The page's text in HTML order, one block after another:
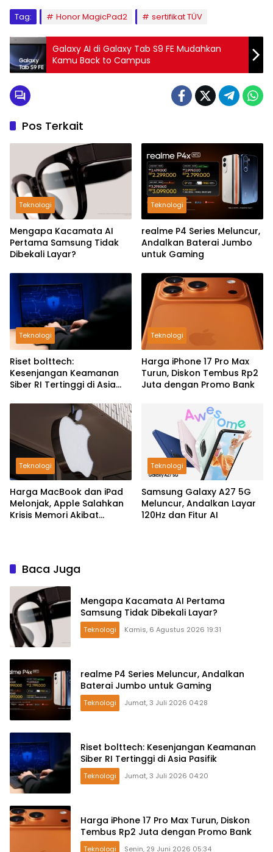
Tag: Honor MagicPad2 sertifikat TÜV
Galaxy AI di Galaxy Tab S9 FE Mudahkan
Kamu Back to Campus
Pos Terkait
Teknologi
Mengapa Kacamata AI
Pertama Samsung Tidak
Dibekali Layar?
Teknologi
realme P4 Series Meluncur,
Andalkan Baterai Jumbo
untuk Gaming
Teknologi
Riset bolttech:
Kesenjangan Keamanan
Siber RI Tertinggi di Asia
Teknologi
Harga iPhone 17 Pro Max
Turun, Diskon Tembus Rp2
Juta dengan Promo Bank
Teknologi
Harga MacBook dan iPad
Melonjak, Apple Salahkan
Krisis Memori Akibat
Teknologi
Samsung Galaxy A27 5G
Meluncur, Andalkan Layar
120Hz dan Fitur AI
Baca Juga
Mengapa Kacamata AI Pertama
Samsung Tidak Dibekali Layar?
Teknologi Kamis, 6 Agustus 2026 19:31
realme P4 Series Meluncur, Andalkan
Baterai Jumbo untuk Gaming
Teknologi Jumat, 3 Juli 2026 04:28
Riset bolttech: Kesenjangan Keamanan
Siber RI Tertinggi di Asia Pasifik
Teknologi Jumat, 3 Juli 2026 04:20
Harga iPhone 17 Pro Max Turun, Diskon
Tembus Rp2 Juta dengan Promo Bank
Teknologi Senin, 29 Juni 2026 05:34